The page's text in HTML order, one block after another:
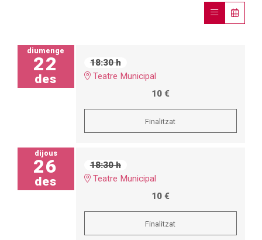
diumenge
22
des
18:30 h
Teatre Municipal
10 €
Finalitzat
dijous
26
des
18:30 h
Teatre Municipal
10 €
Finalitzat